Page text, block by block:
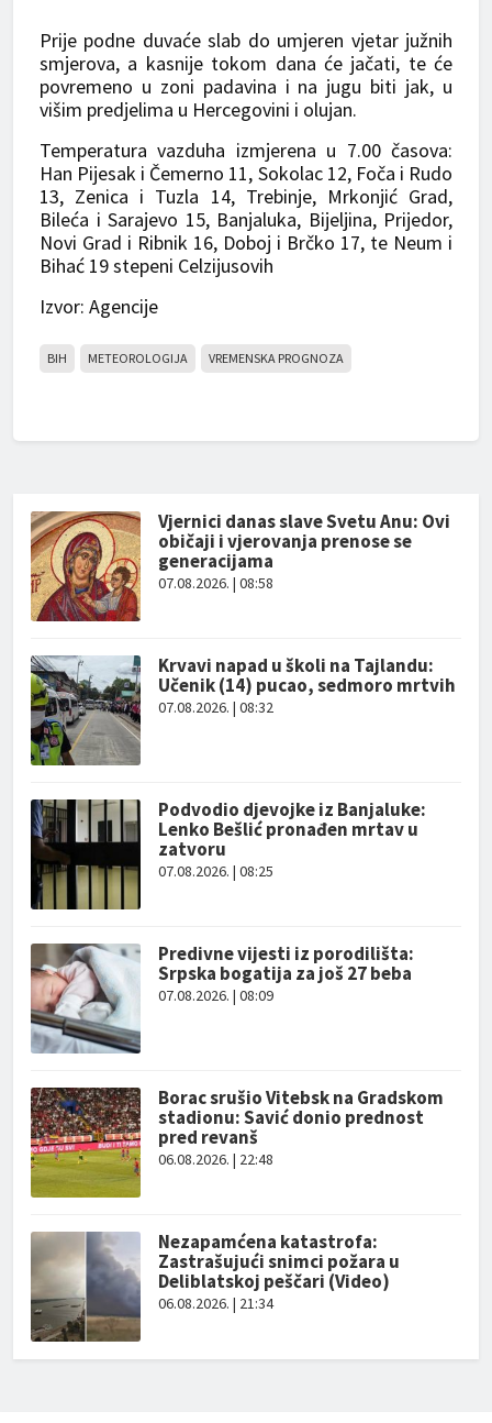
Prije podne duvaće slab do umjeren vjetar južnih
smjerova, a kasnije tokom dana će jačati, te će
povremeno u zoni padavina i na jugu biti jak, u
višim predjelima u Hercegovini i olujan.
Temperatura vazduha izmjerena u 7.00 časova:
Han Pijesak i Čemerno 11, Sokolac 12, Foča i Rudo
13, Zenica i Tuzla 14, Trebinje, Mrkonjić Grad,
Bileća i Sarajevo 15, Banjaluka, Bijeljina, Prijedor,
Novi Grad i Ribnik 16, Doboj i Brčko 17, te Neum i
Bihać 19 stepeni Celzijusovih
Izvor: Agencije
BIH METEOROLOGIJA VREMENSKA PROGNOZA
Vjernici danas slave Svetu Anu: Ovi
običaji i vjerovanja prenose se
generacijama
07.08.2026. | 08:58
Krvavi napad u školi na Tajlandu:
Učenik (14) pucao, sedmoro mrtvih
07.08.2026. | 08:32
Podvodio djevojke iz Banjaluke:
Lenko Bešlić pronađen mrtav u
zatvoru
07.08.2026. | 08:25
Predivne vijesti iz porodilišta:
Srpska bogatija za još 27 beba
07.08.2026. | 08:09
Borac srušio Vitebsk na Gradskom
stadionu: Savić donio prednost
pred revanš
06.08.2026. | 22:48
Nezapamćena katastrofa:
Zastrašujući snimci požara u
Deliblatskoj peščari (Video)
06.08.2026. | 21:34